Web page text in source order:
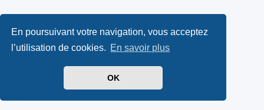
En poursuivant votre navigation, vous acceptez
l’utilisation de cookies. En savoir plus
OK